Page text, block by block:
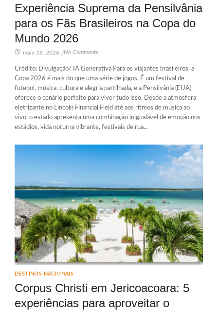
Experiência Suprema da Pensilvânia
para os Fãs Brasileiros na Copa do
Mundo 2026
maio 28, 2026 /No Comments
Crédito: Divulgação/ IA Generativa Para os viajantes brasileiros, a
Copa 2026 é mais do que uma série de jogos. É um festival de
futebol, música, cultura e alegria partilhada, e a Pensilvânia (EUA)
oferece o cenário perfeito para viver tudo isso. Desde a atmosfera
eletrizante no Lincoln Financial Field até aos ritmos de música ao
vivo, o estado apresenta uma combinação inigualável de emoção nos
estádios, vida noturna vibrante, festivais de rua...
DESTINOS NACIONAIS
Corpus Christi em Jericoacoara: 5
experiências para aproveitar o